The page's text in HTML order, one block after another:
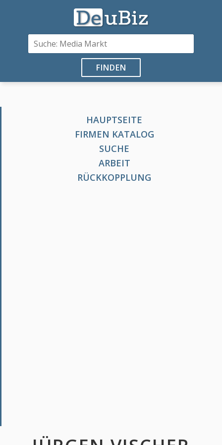
FINDEN
HAUPTSEITE
FIRMEN KATALOG
SUCHE
ARBEIT
RÜCKKOPPLUNG